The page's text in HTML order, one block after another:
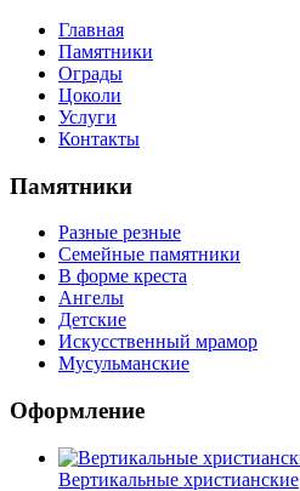
Главная
Памятники
Ограды
Цоколи
Услуги
Контакты
Памятники
Разные резные
Семейные памятники
В форме креста
Ангелы
Детские
Искусственный мрамор
Мусульманские
Оформление
Вертикальные христианские